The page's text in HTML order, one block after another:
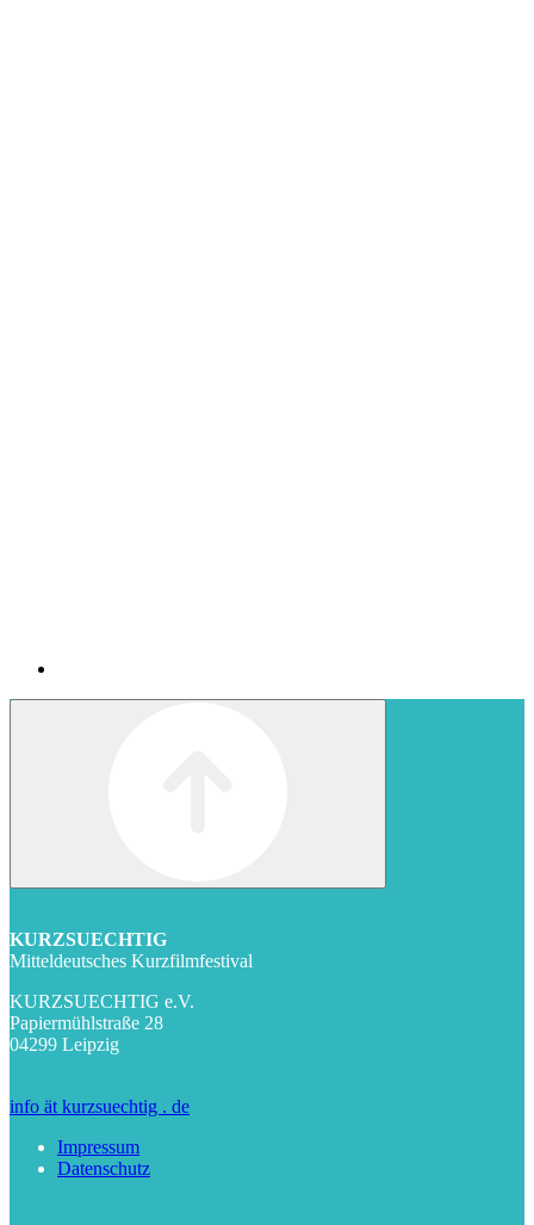
KURZSUECHTIG
Mitteldeutsches Kurzfilmfestival
KURZSUECHTIG e.V.
Papiermühlstraße 28
04299 Leipzig
info ät kurzsuechtig . de
Impressum
Datenschutz